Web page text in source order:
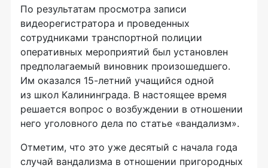
По результатам просмотра записи
видеорегистратора и проведенных
сотрудниками транспортной полиции
оперативных мероприятий был установлен
предполагаемый виновник произошедшего.
Им оказался 15-летний учащийся одной
из школ Калининграда. В настоящее время
решается вопрос о возбуждении в отношении
него уголовного дела по статье «вандализм».
Отметим, что это уже десятый с начала года
случай вандализма в отношении пригородных